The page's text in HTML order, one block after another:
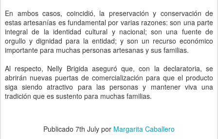
En ambos casos, coincidió, la preservación y conservación de
estas artesanías es fundamental por varias razones: son una parte
integral de la identidad cultural y nacional; son una fuente de
orgullo y dignidad para la entidad; y son un recurso económico
importante para muchas personas artesanas y sus familias.
Al respecto, Nelly Brigida aseguró que, con la declaratoria, se
abrirán nuevas puertas de comercialización para que el producto
siga siendo atractivo para las personas y mantener viva una
tradición que es sustento para muchas familias.
Publicado 7th July por Margarita Caballero